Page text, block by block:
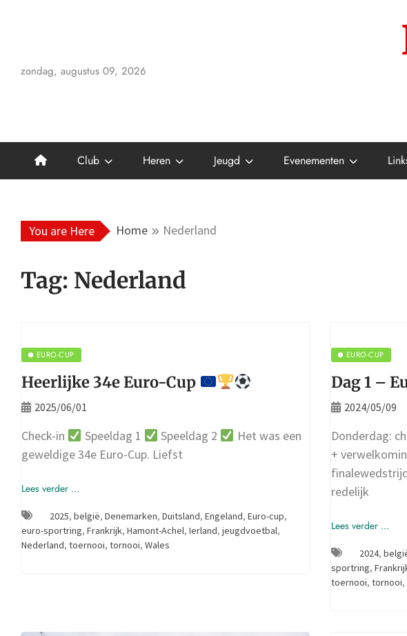
zondag, augustus 09, 2026
Club Heren Jeugd Evenementen
You are Here Home Nederland
Tag: Nederland
EURO-CUP
Heerlijke 34e Euro-Cup
2025/06/01
Check-in Speeldag 1 Speeldag 2
Het was een
geweldige 34e Euro-Cup. Liefst
Lees verder ...
2025, belgië, Denemarken, Duitsland, Engeland, Euro-cup,
euro-sportring, Frankrijk, Hamont-Achel, Ierland, jeugdvoetbal,
Nederland, toernooi, tornooi, Wales
EURO-CUP
Dag 1 –
2024/05/09
Donderdag:
+
redelijk
Lees verder ...
2024,
sportring,
toernooi,tornooi,